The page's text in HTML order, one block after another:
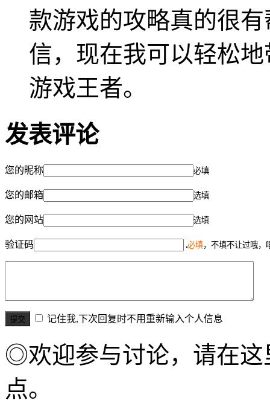
款游戏的攻略真的很
信，现在我可以轻松
游戏王者。
发表评论
您的昵称 必填
您的邮箱 选填
您的网站 选填
验证码 必填，不填不让过哦，
记住我,下次回复时不用重新输入个人信息
◎欢迎参与讨论，请在这
点。